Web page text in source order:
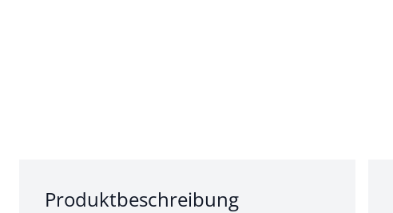
Abschnitt 1 von 3:
Produktbeschreibung